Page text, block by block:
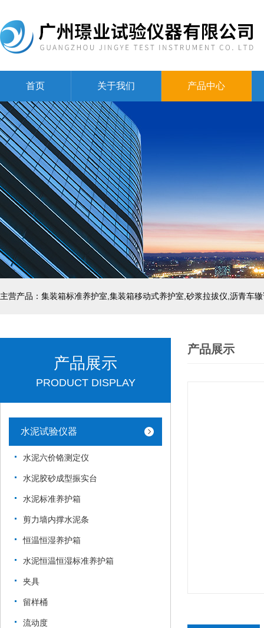
首页 关于我们 产品中心
主营产品：集装箱标准养护室,集装箱移动式养护室,砂浆拉拔仪,沥青车
产品展示
PRODUCT DISPLAY
水泥试验仪器
水泥六价铬测定仪
水泥胶砂成型振实台
水泥标准养护箱
剪力墙内撑水泥条
恒温恒湿养护箱
水泥恒温恒湿标准养护箱
夹具
留样桶
流动度
产品展示